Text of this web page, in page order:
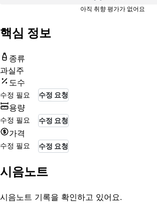
아직 취향 평가가 없어요
핵심 정보
종류
과실주
도수
수정 필요 수정 요청
용량
수정 필요 수정 요청
가격
수정 필요 수정 요청
시음노트
시음노트 기록을 확인하고 있어요.